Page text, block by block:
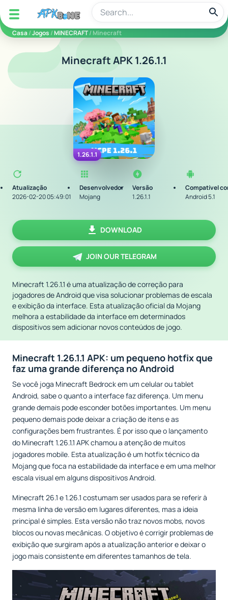
apkbine
Casa/Jogos /MINECRAFT/ Minecraft
Minecraft APK 1.26.1.1
1.26.1.1
Atualização
2026-02-20 05:49:01
Desenvolvedor
Mojang
Versão
1.26.1.1
Compatível
Android 5.1
DOWNLOAD
JOIN OUR TELEGRAM
Minecraft 1.26.1.1 é uma atualização de correção para
jogadores de Android que visa solucionar problemas de escala
e exibição da interface. Esta atualização oficial da Mojang
melhora a estabilidade da interface em determinados
dispositivos sem adicionar novos conteúdos de jogo.
Minecraft 1.26.1.1 APK: um pequeno hotfix que
faz uma grande diferença no Android
Se você joga Minecraft Bedrock em um celular ou tablet
Android, sabe o quanto a interface faz diferença. Um menu
grande demais pode esconder botões importantes. Um menu
pequeno demais pode deixar a criação de itens e as
configurações bem frustrantes. É por isso que o lançamento
do Minecraft 1.26.1.1 APK chamou a atenção de muitos
jogadores mobile. Esta atualização é um hotfix técnico da
Mojang que foca na estabilidade da interface e em uma melhor
escala visual em alguns dispositivos Android.
Minecraft 26.1 e 1.26.1 costumam ser usados para se referir à
mesma linha de versão em lugares diferentes, mas a ideia
principal é simples. Esta versão não traz novos mobs, novos
blocos ou novas mecânicas. O objetivo é corrigir problemas de
exibição que surgiram após a atualização anterior e deixar o
jogo mais consistente em diferentes tamanhos de tela.